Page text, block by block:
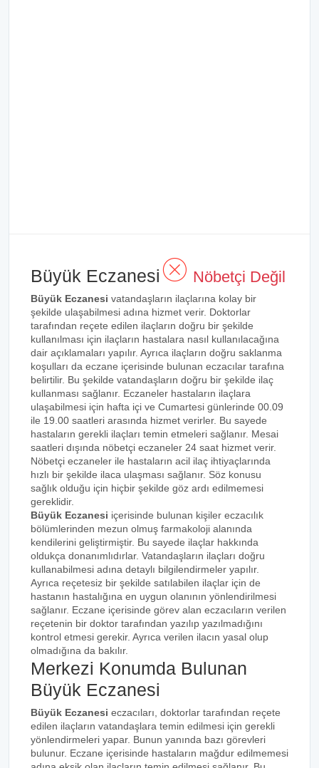
Büyük Eczanesi Nöbetçi Değil
Büyük Eczanesi vatandaşların ilaçlarına kolay bir
şekilde ulaşabilmesi adına hizmet verir. Doktorlar
tarafından reçete edilen ilaçların doğru bir şekilde
kullanılması için ilaçların hastalara nasıl kullanılacağına
dair açıklamaları yapılır. Ayrıca ilaçların doğru saklanma
koşulları da eczane içerisinde bulunan eczacılar tarafına
belirtilir. Bu şekilde vatandaşların doğru bir şekilde ilaç
kullanması sağlanır. Eczaneler hastaların ilaçlara
ulaşabilmesi için hafta içi ve Cumartesi günlerinde 00.09
ile 19.00 saatleri arasında hizmet verirler. Bu sayede
hastaların gerekli ilaçları temin etmeleri sağlanır. Mesai
saatleri dışında nöbetçi eczaneler 24 saat hizmet verir.
Nöbetçi eczaneler ile hastaların acil ilaç ihtiyaçlarında
hızlı bir şekilde ilaca ulaşması sağlanır. Söz konusu
sağlık olduğu için hiçbir şekilde göz ardı edilmemesi
gereklidir.
Büyük Eczanesi içerisinde bulunan kişiler eczacılık
bölümlerinden mezun olmuş farmakoloji alanında
kendilerini geliştirmiştir. Bu sayede ilaçlar hakkında
oldukça donanımlıdırlar. Vatandaşların ilaçları doğru
kullanabilmesi adına detaylı bilgilendirmeler yapılır.
Ayrıca reçetesiz bir şekilde satılabilen ilaçlar için de
hastanın hastalığına en uygun olanının yönlendirilmesi
sağlanır. Eczane içerisinde görev alan eczacıların verilen
reçetenin bir doktor tarafından yazılıp yazılmadığını
kontrol etmesi gerekir. Ayrıca verilen ilacın yasal olup
olmadığına da bakılır.
Merkezi Konumda Bulunan
Büyük Eczanesi
Büyük Eczanesi eczacıları, doktorlar tarafından reçete
edilen ilaçların vatandaşlara temin edilmesi için gerekli
yönlendirmeleri yapar. Bunun yanında bazı görevleri
bulunur. Eczane içerisinde hastaların mağdur edilmemesi